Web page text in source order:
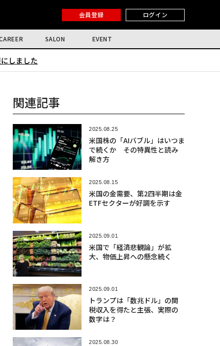
会員登録 ログイン
SALON EVENT
しました
関連記事
2025.08.25
米国株の「AIバブル」はいつま
で続くか その特異性と読み
解き方
2025.08.15
米国の金需要、第2四半期は金
ETFセクターが好調を示す
2025.09.01
米国で「経済悲観論」が拡
大、物価上昇への懸念続く
2025.09.01
トランプは「数兆ドル」の関
税収入を得たと主張、実際の
数字は？
2025.08.30